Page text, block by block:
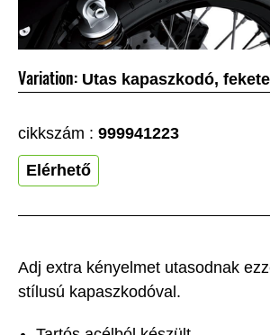
Adj extra kényelmet utasodnak
stílusú kapaszkodóval.
Variation: Utas kapaszkodó, fekete
cikkszám : 999941223
Elérhető